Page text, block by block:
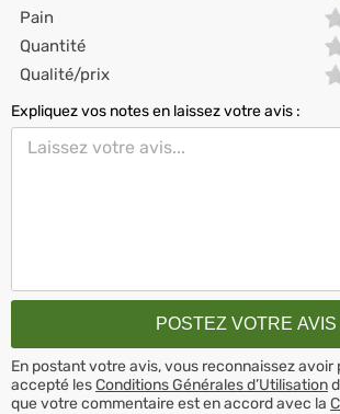
Pain
Quantité
Qualité/prix
Expliquez vos notes en laissez votre avis :
En postant votre avis, vous reconnaissez
accepté lesConditions Générales d’Utilisation
que votre commentaire est en accord avec la